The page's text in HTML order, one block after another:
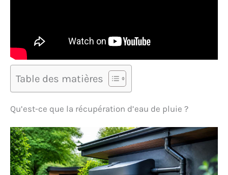
Table des matières
Qu’est-ce que la récupération d’eau de pluie ?